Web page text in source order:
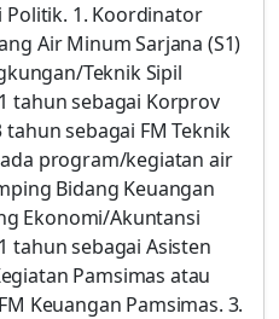
1. Koordinator
Air Minum Sarjana (S1)
Teknik Sipil
tahun sebagai Korprov
sebagai FM Teknik
program/kegiatan air
Bidang Keuangan
Ekonomi/Akuntansi
tahun sebagai Asisten
Pamsimas atau
Keuangan Pamsimas. 3.